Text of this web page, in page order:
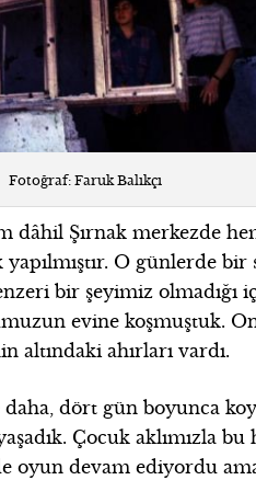
Fotoğraf: Faruk Balıkçı
dâhil Şırnak merkezde
O günlerde bir
bir şeyimiz olmadığı
evine koşmuştuk.
altındaki ahırları vardı.
dört gün boyunca
Çocuk aklımızla bu
oyun devam ediyordu